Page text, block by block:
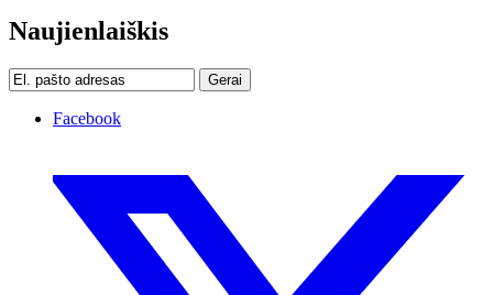
Naujienlaiškis
Gerai
Facebook